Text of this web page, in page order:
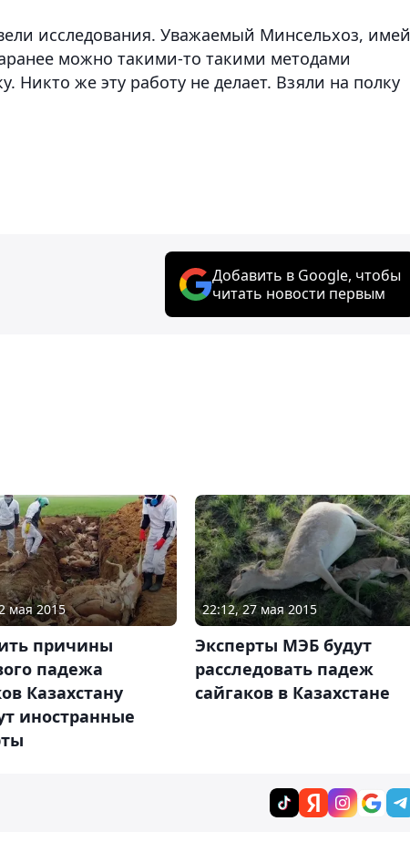
исследования. Уважаемый Минсельхоз,
можно такими-то такими методами
Никто же эту работу не делает. Взяли на полку
Добавить в Google, чтобы
читать новости первым
мая 2015
причины
падежа
Казахстану
иностранные
22:12, 27 мая 2015
Эксперты МЭБ будут
расследовать падеж
сайгаков в Казахстане